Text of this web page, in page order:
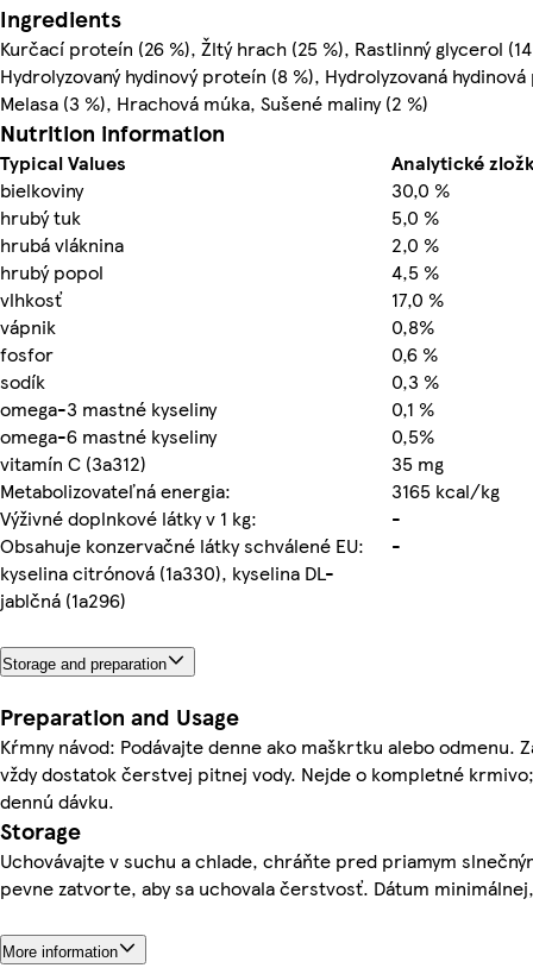
Ingredients
Kurčací proteín (26 %), Žltý hrach (25 %), Rastlinný glycerol
Hydrolyzovaný hydinový proteín (8 %), Hydrolyzovaná
Melasa (3 %), Hrachová múka, Sušené maliny (2 %)
Nutrition information
Typical Values
Analytické
bielkoviny
30,0 %
hrubý tuk
5,0 %
hrubá vláknina
2,0 %
hrubý popol
4,5 %
vlhkosť
17,0 %
vápnik
0,8%
fosfor
0,6 %
sodík
0,3 %
omega-3 mastné kyseliny
0,1 %
omega-6 mastné kyseliny
0,5%
vitamín C (3a312)
35 mg
Metabolizovateľná energia:
3165 kcal/kg
Výživné doplnkové látky v 1 kg:
-
Obsahuje konzervačné látky schválené EU:
kyselina citrónová (1a330), kyselina DL-
jablčná (1a296)
-
Storage and preparation
Preparation and Usage
Kŕmny návod: Podávajte denne ako maškrtku alebo odmenu.
vždy dostatok čerstvej pitnej vody. Nejde o kompletné
dennú dávku.
Storage
Uchovávajte v suchu a chlade, chráňte pred priamym
pevne zatvorte, aby sa uchovala čerstvosť. Dátum
More information